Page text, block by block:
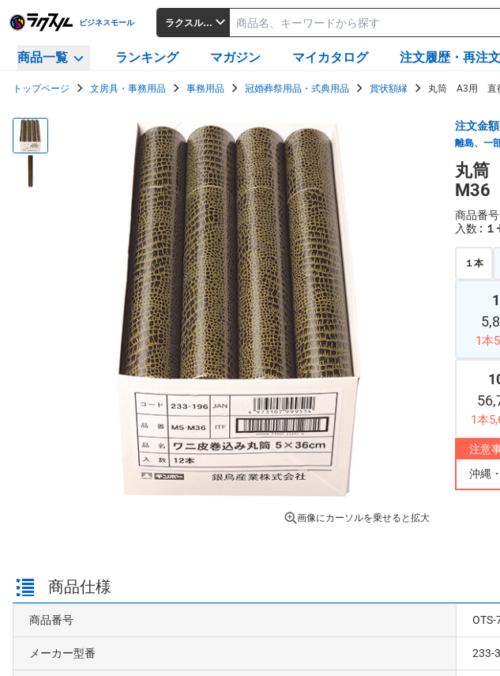
ビジネスモール ラクスルビジネスモール
商品一覧 ランキング マガジン マイカタログ 注文履歴・再注文
トップページ 文房具・事務用品 事務用品 冠婚葬祭用品・式典用品 賞状額縁 丸筒 A3用 直
画像にカーソルを乗せると拡大
注文金
離島、一
丸
M36
商品番号
入数 : １
１本
1本
1本
注意
沖縄
商品仕様
商品番号
メーカー型番 233-